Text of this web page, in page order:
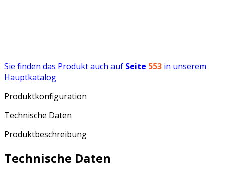
Sie finden das Produkt auch auf Seite 553 in unserem
Hauptkatalog
Produktkonfiguration
Technische Daten
Produktbeschreibung
Technische Daten